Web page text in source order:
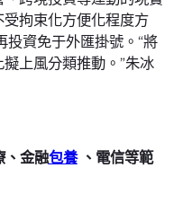
拘束化方便化程度方
投資免于外匯掛號。“將
上風分類推動。”朱冰
、金融包養、電信等範